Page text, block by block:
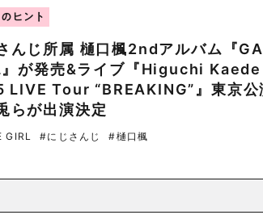
ヒント
んじ所属 樋口楓2ndアルバム『
』が発売&ライブ『Higuchi
LIVE Tour “BREAKING”』東京公
らが出演決定
GIRL #にじさんじ #樋口楓